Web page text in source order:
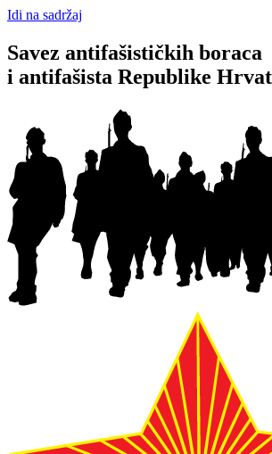
Idi na sadržaj
Savez antifašističkih boraca
i antifašista Republike